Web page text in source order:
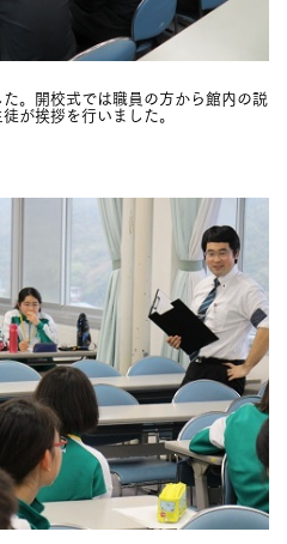
。開校式では職員の方から館内の説
が挨拶を行いました。